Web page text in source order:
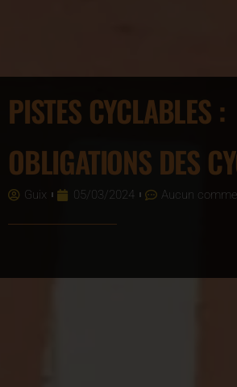
PISTES CYCLABLES :
OBLIGATIONS DES
Guix 05/03/2024 Aucun